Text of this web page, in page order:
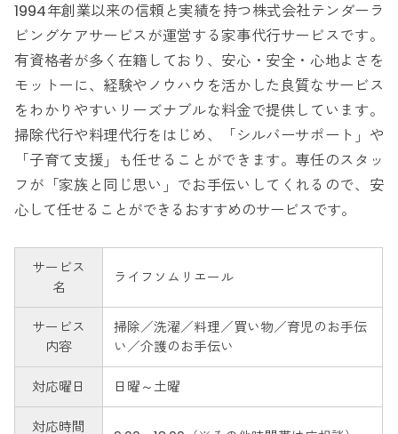
1994年創業以来の信頼と実績を持つ株式会社テンダーラ
ビングケアサービスが運営する家事代行サービスです。
有資格者が多く在籍しており、安心・安全・心地よさを
モットーに、経験やノウハウを活かした良質なサービス
をわかりやすいリーズナブルな料金で提供しています。
掃除代行や料理代行をはじめ、「シルバーサポート」や
「子育て支援」も任せることができます。専任のスタッ
フが「家族と同じ思い」でお手伝いしてくれるので、安
心して任せることができるおすすめのサービスです。
サービス
名
ライフソムリエール
サービス
内容
掃除／洗濯／料理／買い物／育児のお手伝
い／介護のお手伝い
対応曜日 日曜～土曜
対応時間